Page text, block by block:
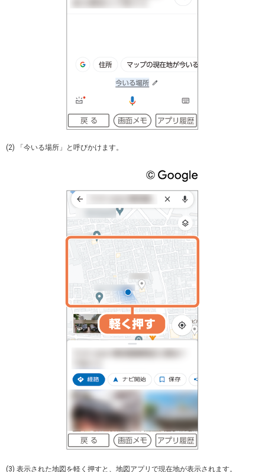
(2) 「今いる場所」と呼びかけます。
(3) 表示された地図を軽く押すと、地図アプリで現在地が表示されます。